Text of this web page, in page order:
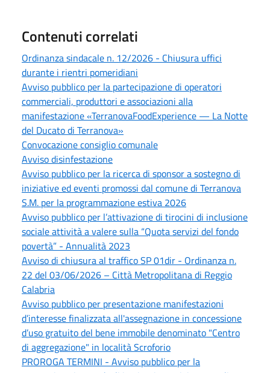
Contenuti correlati
Ordinanza sindacale n. 12/2026 - Chiusura uffici
durante i rientri pomeridiani
Avviso pubblico per la partecipazione di operatori
commerciali, produttori e associazioni alla
manifestazione «TerranovaFoodExperience — La Notte
del Ducato di Terranova»
Convocazione consiglio comunale
Avviso disinfestazione
Avviso pubblico per la ricerca di sponsor a sostegno di
iniziative ed eventi promossi dal comune di Terranova
S.M. per la programmazione estiva 2026
Avviso pubblico per l’attivazione di tirocini di inclusione
sociale attività a valere sulla “Quota servizi del fondo
povertà” - Annualità 2023
Avviso di chiusura al traffico SP 01dir - Ordinanza n.
22 del 03/06/2026 – Città Metropolitana di Reggio
Calabria
Avviso pubblico per presentazione manifestazioni
d’interesse finalizzata all'assegnazione in concessione
d’uso gratuito del bene immobile denominato "Centro
di aggregazione" in località Scroforio
PROROGA TERMINI - Avviso pubblico per la